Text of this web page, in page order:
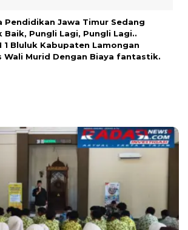
Pendidikan Jawa Timur Sedang
Baik, Pungli Lagi, Pungli Lagi..
1 Bluluk Kabupaten Lamongan
Wali Murid Dengan Biaya fantastik.